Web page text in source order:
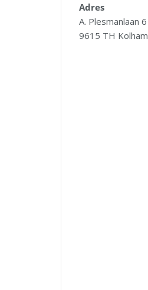
Adres
A. Plesmanlaan 6
9615 TH Kolham